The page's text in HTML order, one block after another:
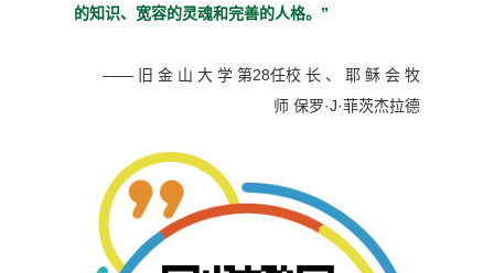
的知识、宽容的灵魂和完善的人格。”
—— 旧 金 山 大 学 第28任校 长 、 耶 稣 会 牧
师 保罗·J·菲茨杰拉德